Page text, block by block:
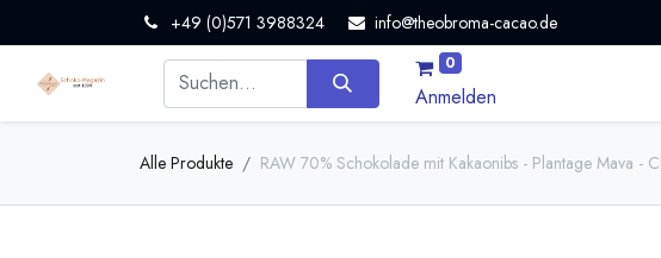
+49 (0)571 3988324 info@theobroma-cacao.de
0
Anmelden
Alle Produkte RAW 70% Schokolade mit Kakaonibs - Plantage Mava -